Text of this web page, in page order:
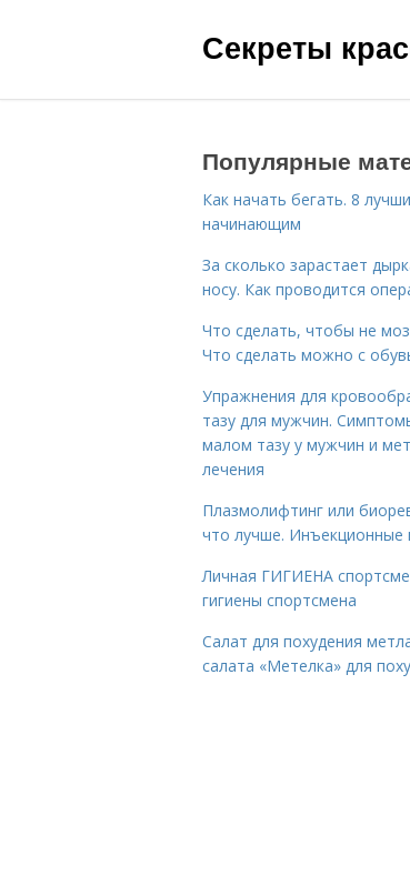
Секреты
Популярные
Как начать бегать. 8
начинающим
За сколько зарастает
носу. Как проводится
Что сделать, чтобы не
Что сделать можно с
Упражнения для
тазу для мужчин.
малом тазу у мужчин и
лечения
Плазмолифтинг или
что лучше. Инъекционные
Личная ГИГИЕНА
гигиены спортсмена
Салат для похудения
салата «Метелка» для